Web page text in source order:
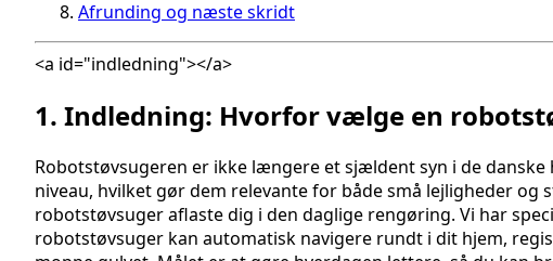
Afrunding og næste skridt
<a id="indledning"></a>
1. Indledning: Hvorfor vælge en
Robotstøvsugeren er ikke længere et sjældent syn i de
niveau, hvilket gør dem relevante for både små lejligheder
robotstøvsuger aflaste dig i den daglige rengøring. Vi har
robotstøvsuger kan automatisk navigere rundt i dit hjem,